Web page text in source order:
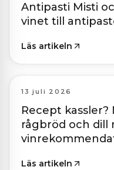
Antipasti Misti
vinet till
Läs artikeln
13 juli 2026
Recept kassler?
rågbröd och dill
Läs artikeln